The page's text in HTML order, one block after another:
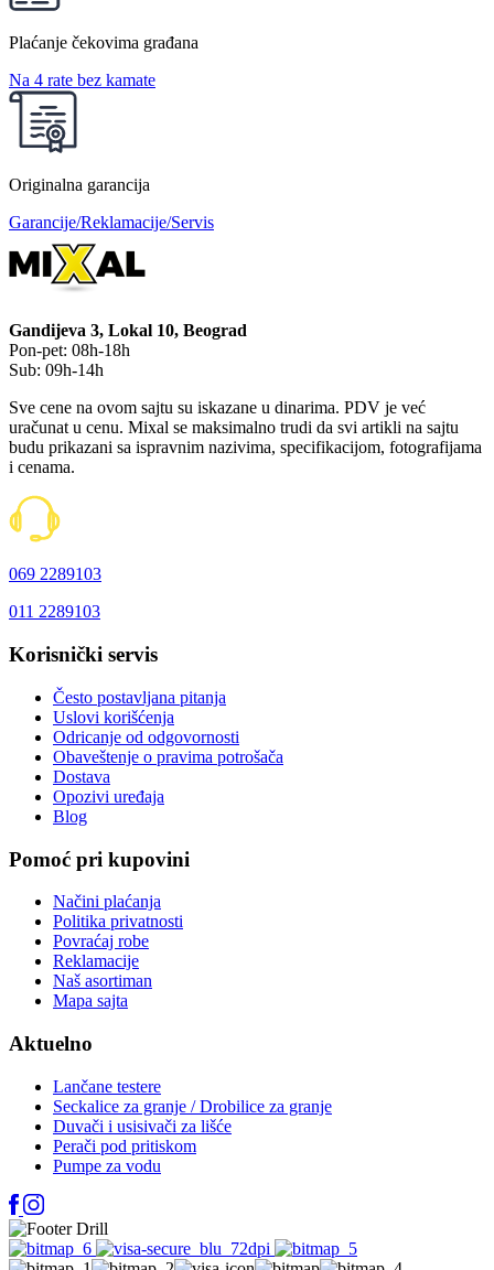
Plaćanje čekovima građana
Na 4 rate bez kamate
Originalna garancija
Garancije/Reklamacije/Servis
Gandijeva 3, Lokal 10, Beograd
Pon-pet: 08h-18h
Sub: 09h-14h
Sve cene na ovom sajtu su iskazane u dinarima. PDV je već
uračunat u cenu. Mixal se maksimalno trudi da svi artikli na sajtu
budu prikazani sa ispravnim nazivima, specifikacijom, fotografijama
i cenama.
069 2289103
011 2289103
Korisnički servis
Često postavljana pitanja
Uslovi korišćenja
Odricanje od odgovornosti
Obaveštenje o pravima potrošača
Dostava
Opozivi uređaja
Blog
Pomoć pri kupovini
Načini plaćanja
Politika privatnosti
Povraćaj robe
Reklamacije
Naš asortiman
Mapa sajta
Aktuelno
Lančane testere
Seckalice za granje / Drobilice za granje
Duvači i usisivači za lišće
Perači pod pritiskom
Pumpe za vodu